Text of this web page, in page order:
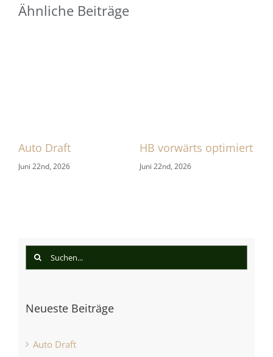
Ähnliche Beiträge
Auto Draft
Juni 22nd, 2026
HB vorwärts optimiert
Juni 22nd, 2026
Suche
Neueste Beiträge
Auto Draft